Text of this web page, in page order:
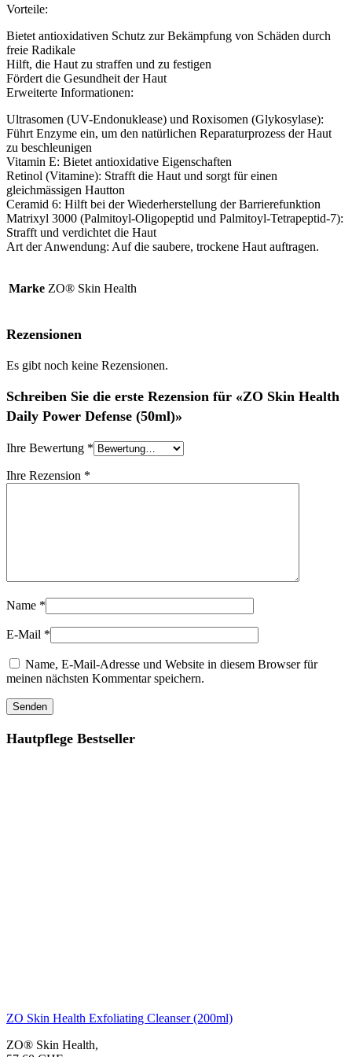
Vorteile:
Bietet antioxidativen Schutz zur Bekämpfung von Schäden durch
freie Radikale
Hilft, die Haut zu straffen und zu festigen
Fördert die Gesundheit der Haut
Erweiterte Informationen:
Ultrasomen (UV-Endonuklease) und Roxisomen (Glykosylase):
Führt Enzyme ein, um den natürlichen Reparaturprozess der Haut
zu beschleunigen
Vitamin E: Bietet antioxidative Eigenschaften
Retinol (Vitamine): Strafft die Haut und sorgt für einen
gleichmässigen Hautton
Ceramid 6: Hilft bei der Wiederherstellung der Barrierefunktion
Matrixyl 3000 (Palmitoyl-Oligopeptid und Palmitoyl-Tetrapeptid-7):
Strafft und verdichtet die Haut
Art der Anwendung: Auf die saubere, trockene Haut auftragen.
Marke ZO® Skin Health
Rezensionen
Es gibt noch keine Rezensionen.
Schreiben Sie die erste Rezension für «ZO Skin Health
Daily Power Defense (50ml)»
Ihre Bewertung *
Ihre Rezension *
Name *
E-Mail *
Name, E-Mail-Adresse und Website in diesem Browser für
meinen nächsten Kommentar speichern.
Hautpflege Bestseller
ZO Skin Health Exfoliating Cleanser (200ml)
ZO® Skin Health,